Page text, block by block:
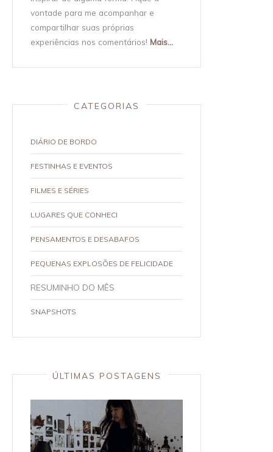
vontade para me acompanhar e
compartilhar suas próprias
experiências nos comentários! Mais...
CATEGORIAS
DIÁRIO DE BORDO
FESTINHAS E EVENTOS
FILMES E SÉRIES
LUGARES QUE CONHECI
PENSAMENTOS E DESABAFOS
PEQUENAS EXPLOSÕES DE FELICIDADE
RESUMINHO DO MÊS
SNAPSHOTS
ÚLTIMAS POSTAGENS